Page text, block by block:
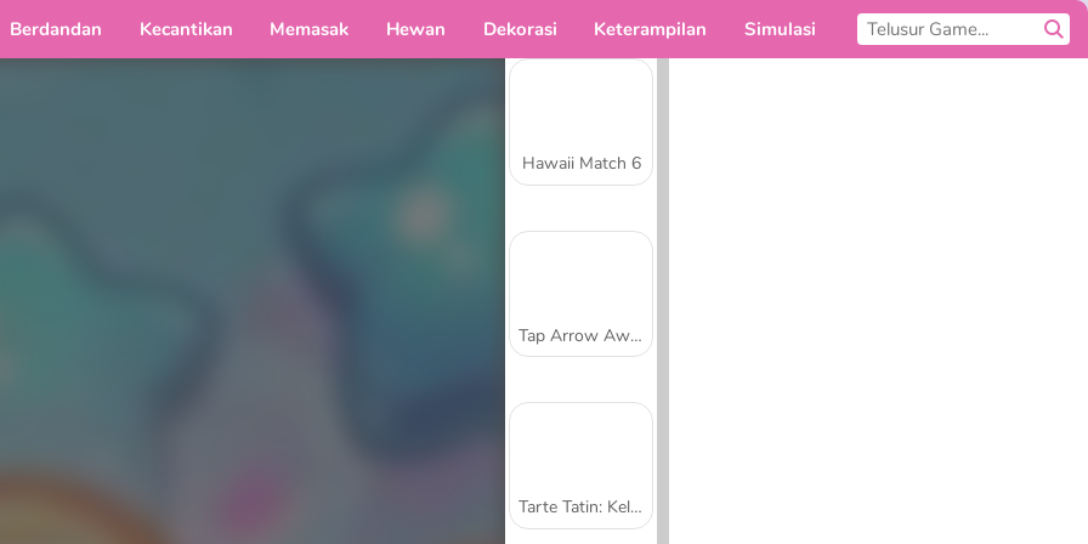
Berdandan Kecantikan Memasak Hewan Dekorasi Keterampilan Simulasi
Hawaii Match 6
Tap Arrow Away
Tarte Tatin: Kelas Memasak Sara